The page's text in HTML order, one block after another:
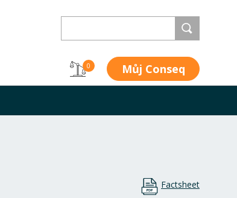
0 Můj Conseq
Factsheet